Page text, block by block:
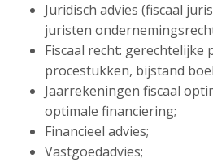
Juridisch advies (fiscaal
juristen
Fiscaal recht: gerechtelijke
procestukken, bijstand
Jaarrekeningen fiscaal
optimale financiering;
Financieel advies;
Vastgoedadvies;